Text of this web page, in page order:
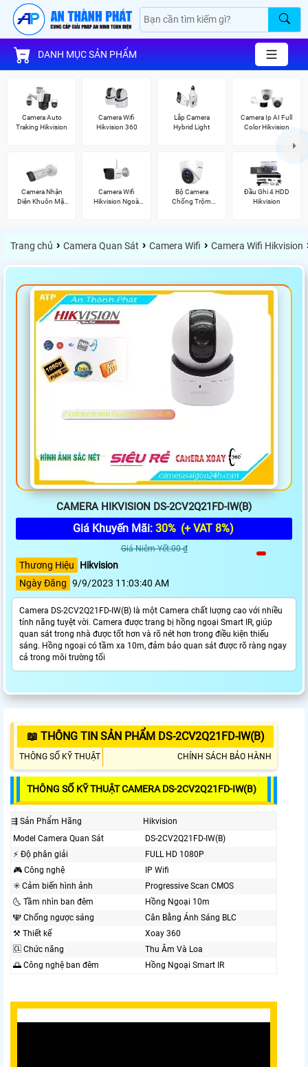
DANH MỤC SẢN PHẨM
Camera Auto
Traking Hikvision
Camera Wifi
Hikvision 360
Lắp Camera
Hybrid Light
Camera Ip AI Full
Color Hikvision
Camera Nhận
Diện Khuôn Mặt
Camera Wifi
Hikvision Ngoài
Bộ Camera
Chống Trộm
Đầu Ghi 4 HDD
Hikvision
Trang chủ › Camera Quan Sát › Camera Wifi › Camera Wifi Hikvision
CAMERA HIKVISION DS-2CV2Q21FD-IW(B)
Giá Khuyến Mãi: 30% (+ VAT 8%)
Giá Niêm Yết:00 ₫
Thương Hiệu
Hikvision
Ngày Đăng 9/9/2023 11:03:40 AM
Camera DS-2CV2Q21FD-IW(B) là một Camera chất lượng cao với nhiều
tính năng tuyệt vời. Camera được trang bị hồng ngoại Smart IR, giúp
quan sát trong nhà được tốt hơn và rõ nét hơn trong điều kiện thiếu
sáng. Hồng ngoại có tầm xa 10m, đảm bảo quan sát được rõ ràng ngay
cả trong môi trường tối
📖 THÔNG TIN SẢN PHẨM DS-2CV2Q21FD-IW(B)
THÔNG SỐ KỸ THUẬT CHÍNH SÁCH BẢO HÀNH
THÔNG SỐ KỸ THUẬT CAMERA DS-2CV2Q21FD-IW(B)
⇶ Sản Phẩm Hãng
Hikvision
Model Camera Quan Sát
DS-2CV2Q21FD-IW(B)
️⚡ Độ phân giải
FULL HD 1080P
🎮 Công nghệ
IP Wifi
✳️ Cảm biến hình ảnh
Progressive Scan CMOS
🌜 Tầm nhìn ban đêm
Hồng Ngoại 10m
🕎 Chống ngược sáng
Cân Bằng Ánh Sáng BLC
⚒ Thiết kế
Xoay 360
🆑 Chức năng
Thu Âm Và Loa
🌅 Công nghệ ban đêm
Hồng Ngoại Smart IR